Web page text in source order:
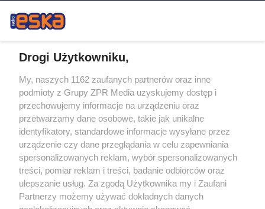
Żaden utwór zamieszczony w serwisie nie może być powielany i
rozpowszechniany lub dalej rozpowszechniany w jakikolwiek sposób (w
tym także elektroniczny lub mechaniczny) na jakimkolwiek polu
eksploatacji w jakiejkolwiek formie, włącznie z umieszczaniem w Internecie
bez pisemnej zgody właściciela praw. Jakiekolwiek użycie lub
wykorzystanie utworów w całości lub w części z naruszeniem prawa, tzn.
bez właściwej zgody, jest zabronione pod groźbą kary i może być ścigane
prawnie.
Drogi Użytkowniku,
My, naszych 1162 zaufanych partnerów oraz inne
podmioty z Grupy ZPR Media uzyskujemy dostęp i
przechowujemy informacje na urządzeniu oraz
przetwarzamy dane osobowe, takie jak unikalne
identyfikatory, standardowe informacje wysyłane przez
urządzenie czy dane przeglądania w celu zapewniania
spersonalizowanych reklam, wybór spersonalizowanych
treści, pomiar reklam i treści, badanie odbiorców oraz
ulepszanie usług. Za zgodą Użytkownika my i Zaufani
Partnerzy możemy używać dokładnych danych